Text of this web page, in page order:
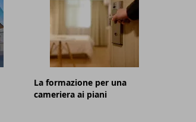
La formazione per una
cameriera ai piani